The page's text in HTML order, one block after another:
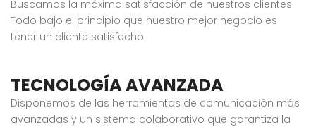
Buscamos la máxima satisfacción de nuestros clientes.
Todo bajo el principio que nuestro mejor negocio es
tener un cliente satisfecho.
TECNOLOGÍA AVANZADA
Disponemos de las herramientas de comunicación más
avanzadas y un sistema colaborativo que garantiza la